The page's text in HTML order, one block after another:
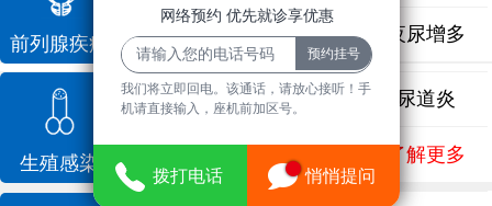
前列腺疾病 前列腺增生 排尿不畅 夜尿增多
生殖感染
龟头炎 睾丸炎 尿道炎
了解更多
网络预约 优先就诊享优惠
我们将立即回电。该通话，请放心接听！手
机请直接输入，座机前加区号。
拨打电话 悄悄提问